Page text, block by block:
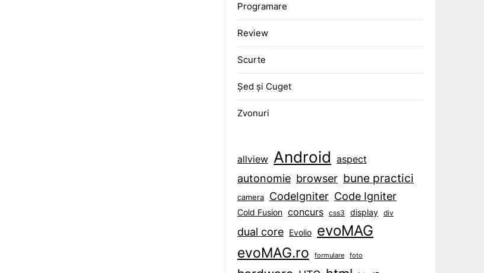
Programare
Review
Scurte
Șed și Cuget
Zvonuri
allview Android aspect
autonomie browser bune practici
camera CodeIgniter Code Igniter
Cold Fusion concurs css3 display div
dual core Evolio evoMAG
evoMAG.ro formulare foto